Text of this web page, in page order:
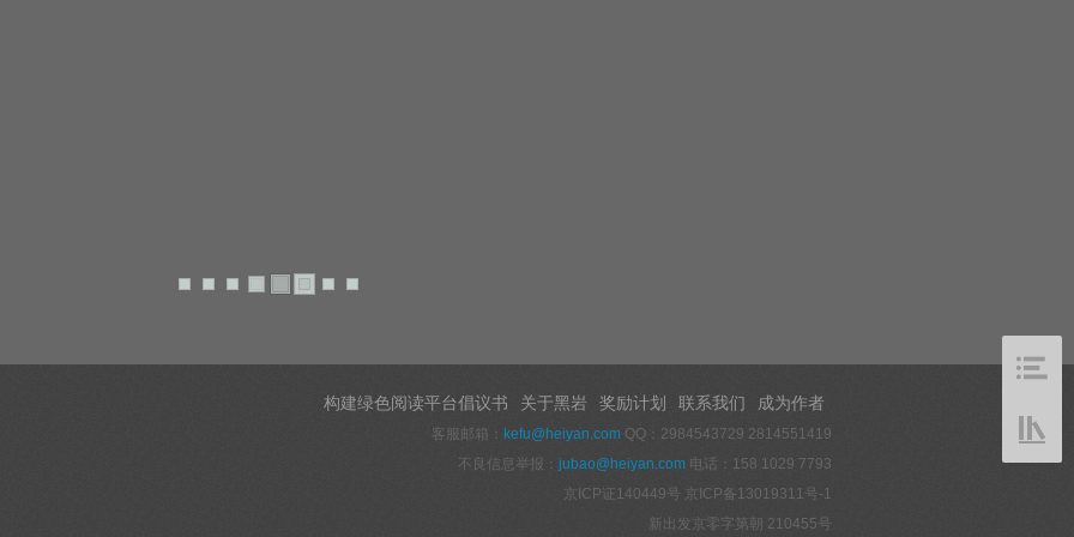
构建绿色阅读平台倡议书 关于黑岩 奖励计划 联系我们 成为作者
客服邮箱： kefu@heiyan.com QQ：2984543729 2814551419
不良信息举报： jubao@heiyan.com 电话：158 1029 7793
京ICP证140449号 京ICP备13019311号-1
新出发京零字第朝 210455号